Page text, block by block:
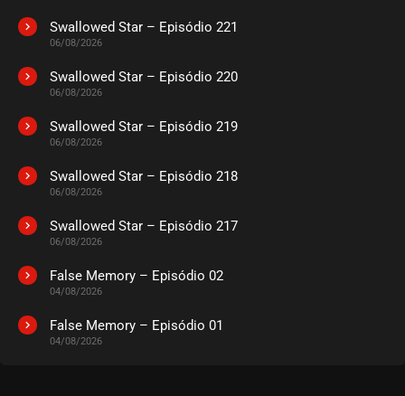
Swallowed Star – Episódio 221
06/08/2026
Swallowed Star – Episódio 220
06/08/2026
Swallowed Star – Episódio 219
06/08/2026
Swallowed Star – Episódio 218
06/08/2026
Swallowed Star – Episódio 217
06/08/2026
False Memory – Episódio 02
04/08/2026
False Memory – Episódio 01
04/08/2026